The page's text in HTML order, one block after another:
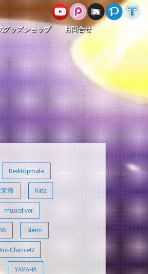
グッズショップ お問合せ
Desktopmate
東海 Kiite
musicdiver
sterm
Chance!2
YAMAHA